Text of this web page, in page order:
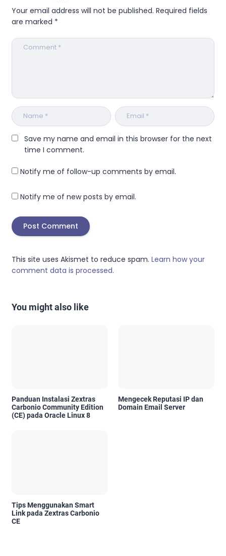
Your email address will not be published. Required fields
are marked *
Save my name and email in this browser for the next
time I comment.
Notify me of follow-up comments by email.
Notify me of new posts by email.
This site uses Akismet to reduce spam. Learn how your
comment data is processed.
You might also like
Panduan Instalasi Zextras
Carbonio Community Edition
(CE) pada Oracle Linux 8
Mengecek Reputasi IP dan
Domain Email Server
Tips Menggunakan Smart
Link pada Zextras Carbonio
CE